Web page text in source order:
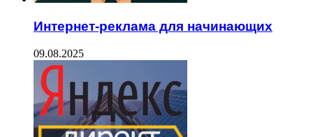
Интернет-реклама для начинающих
09.08.2025